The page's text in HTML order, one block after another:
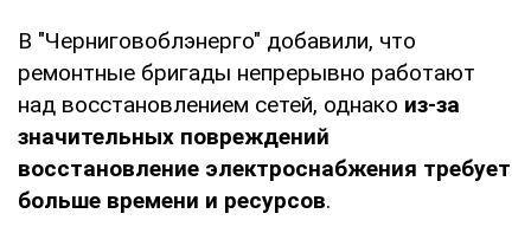
В "Черниговоблэнерго" добавили, что
ремонтные бригады непрерывно работают
над восстановлением сетей, однако из-за
значительных повреждений
восстановление электроснабжения требует
больше времени и ресурсов.